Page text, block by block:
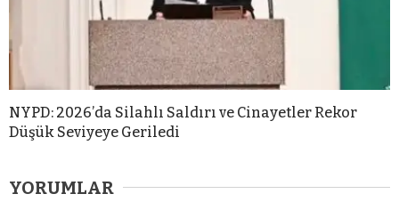
NYPD: 2026’da Silahlı Saldırı ve Cinayetler Rekor
Düşük Seviyeye Geriledi
YORUMLAR